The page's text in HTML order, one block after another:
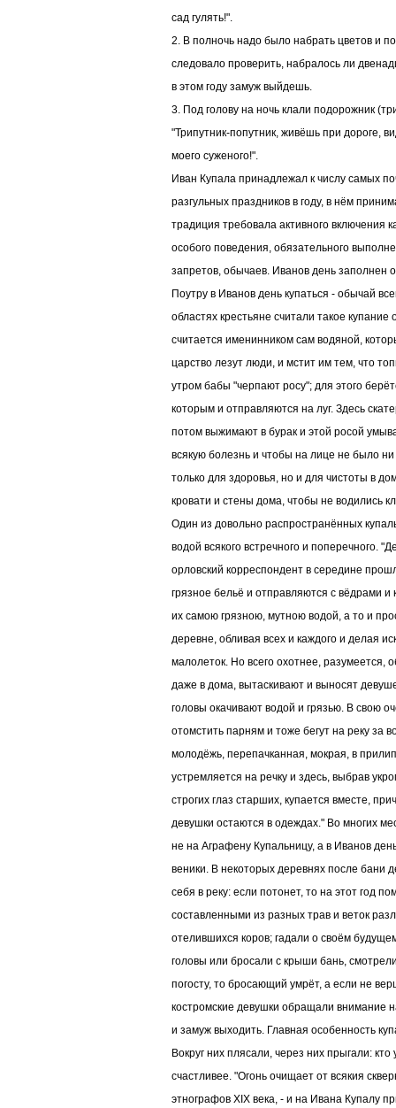
сад гулять!".
2. В полночь надо было набрать цветов и
следовало проверить, набралось ли
в этом году замуж выйдешь.
3. Под голову на ночь клали подорожник
"Трипутник-попутник, живёшь при дороге,
моего суженого!".
Иван Купала принадлежал к числу самых
разгульных праздников в году, в нём
традиция требовала активного включения
особого поведения, обязательного
запретов, обычаев. Иванов день заполнен
Поутру в Иванов день купаться - обычай
областях крестьяне считали такое
считается именинником сам водяной,
царство лезут люди, и мстит им тем, что
утром бабы "черпают росу"; для этого
которым и отправляются на луг. Здесь
потом выжимают в бурак и этой росой
всякую болезнь и чтобы на лице не было
только для здоровья, но и для чистоты в
кровати и стены дома, чтобы не водились
Один из довольно распространённых
водой всякого встречного и поперечного.
орловский корреспондент в середине
грязное бельё и отправляются с вёдрами
их самою грязною, мутною водой, а то и
деревне, обливая всех и каждого и делая
малолеток. Но всего охотнее, разумеется,
даже в дома, вытаскивают и выносят
головы окачивают водой и грязью. В свою
отомстить парням и тоже бегут на реку за
молодёжь, перепачканная, мокрая, в
устремляется на речку и здесь, выбрав
строгих глаз старших, купается вместе,
девушки остаются в одеждах." Во многих
не на Аграфену Купальницу, а в Иванов
веники. В некоторых деревнях после бани
себя в реку: если потонет, то на этот год
составленными из разных трав и веток
отелившихся коров; гадали о своём
головы или бросали с крыши бань,
погосту, то бросающий умрёт, а если не
костромские девушки обращали внимание
и замуж выходить. Главная особенность
Вокруг них плясали, через них прыгали:
счастливее. "Огонь очищает от всякия
этнографов XIX века, - и на Ивана Купалу